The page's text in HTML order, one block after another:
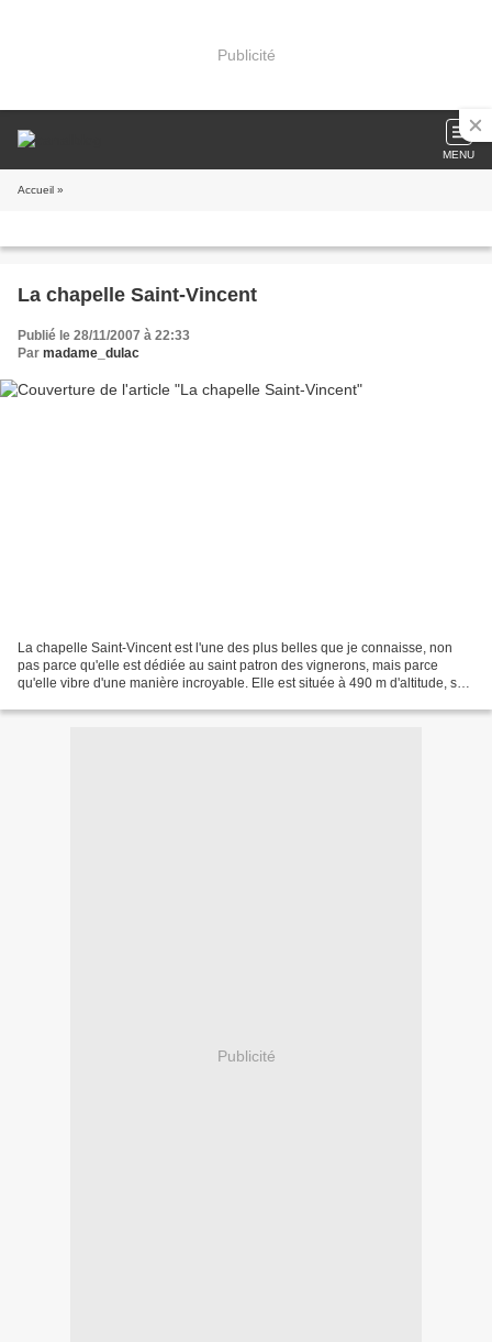
Publicité
MENU
Accueil »
La chapelle Saint-Vincent
Publié le 28/11/2007 à 22:33
Par madame_dulac
La chapelle Saint-Vincent est l'une des plus belles que je connaisse, non
pas parce qu'elle est dédiée au saint patron des vignerons, mais parce
qu'elle vibre d'une manière incroyable. Elle est située à 490 m d'altitude, sur
Publicité